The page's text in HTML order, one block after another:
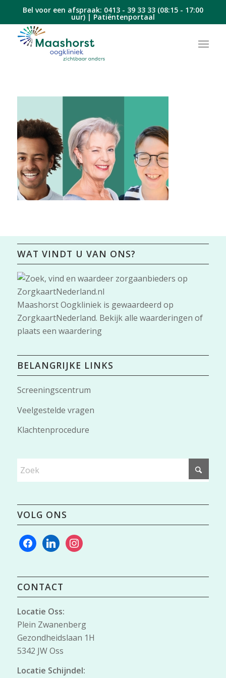
Bel voor een afspraak: 0413 - 39 33 33(08:15 - 17:00
uur) | Patiëntenportaal
WAT VINDT U VAN ONS?
Maashorst Oogkliniekis gewaardeerd op
ZorgkaartNederland. Bekijk alle waarderingen of
plaats een waardering
BELANGRIJKE LINKS
Screeningscentrum
Veelgestelde vragen
Klachtenprocedure
VOLG ONS
facebooklinkedininstagram
CONTACT
Locatie Oss:
Plein Zwanenberg
Gezondheidslaan 1H
5342 JW Oss
Locatie Schijndel: